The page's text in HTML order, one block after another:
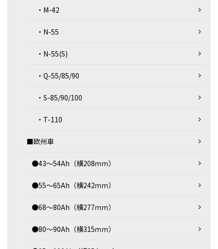
・M-42
・N-55
・N-55(S)
・Q-55/85/90
・S-85/90/100
・T-110
■欧州車
●43～54Ah（横208ｍｍ）
●55～65Ah（横242ｍｍ）
●68～80Ah（横277ｍｍ）
●80～90Ah（横315ｍｍ）